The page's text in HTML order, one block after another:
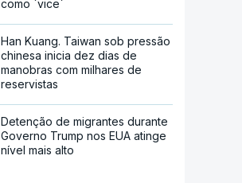
como `vice`
Han Kuang. Taiwan sob pressão
chinesa inicia dez dias de
manobras com milhares de
reservistas
Detenção de migrantes durante
Governo Trump nos EUA atinge
nível mais alto